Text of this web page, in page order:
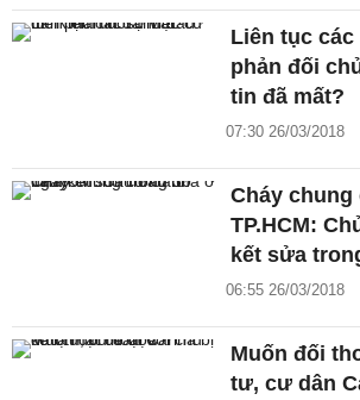
Liên tục
phản đối
tin đã mất?
07:30 26/03/2018
Cháy
TP.HCM:
kết sửa
06:55 26/03/2018
Muốn đối
tư, cư dân